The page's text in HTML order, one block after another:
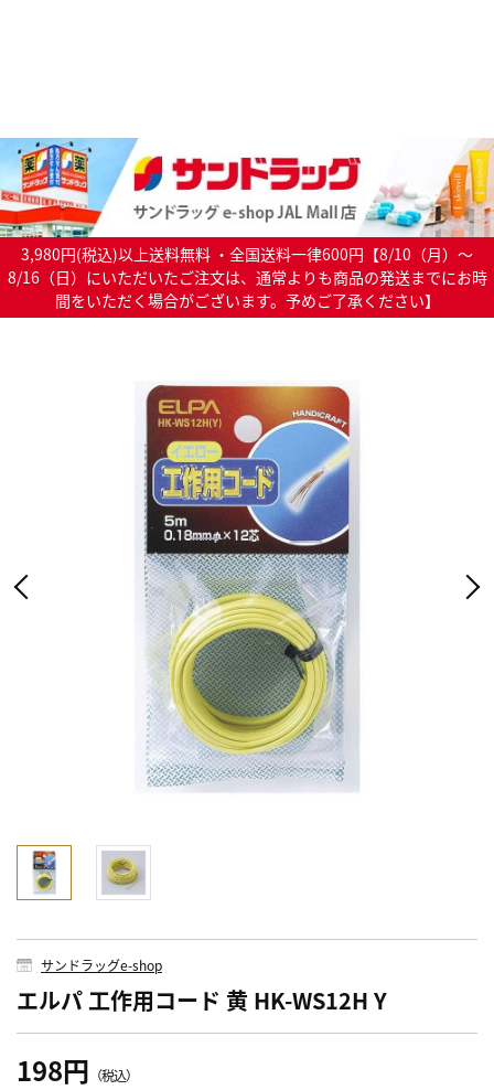
3,980円(税込)以上送料無料 ・全国送料一律600円【8/10（月）～
8/16（日）にいただいたご注文は、通常よりも商品の発送までにお時
間をいただく場合がございます。予めご了承ください】
サンドラッグe-shop
エルパ 工作用コード 黄 HK-WS12H Y
198円 （税込）